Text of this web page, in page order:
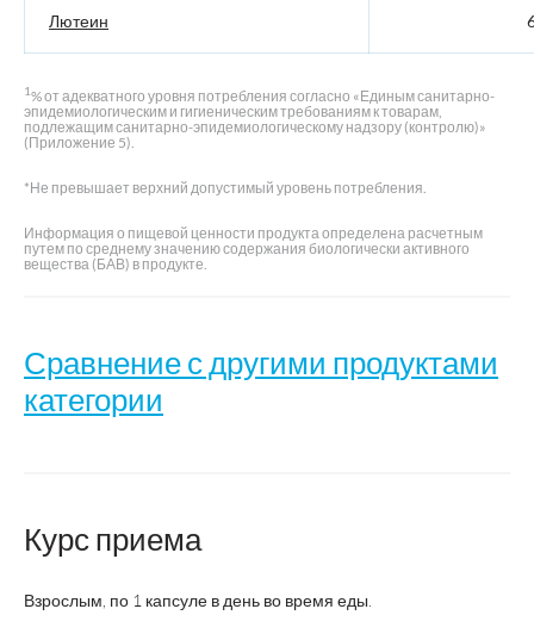
Лютеин
1% от адекватного уровня потребления согласно «Единым санитарно-
эпидемиологическим и гигиеническим требованиям к товарам,
подлежащим санитарно-эпидемиологическому надзору (контролю)»
(Приложение 5).
*Не превышает верхний допустимый уровень потребления.
Информация о пищевой ценности продукта определена расчетным
путем по среднему значению содержания биологически активного
вещества (БАВ) в продукте.
Сравнение с другими продуктами
категории
Производитель
Страна производства
Курс приема
Взрослым, по 1 капсуле в день во время еды.